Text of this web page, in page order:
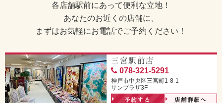
各店舗駅前にあって便利な立地！
あなたのお近くの店舗に、
まずはお気軽にお電話でご予約ください！
三宮駅前店
078-321-5291
神戸市中央区三宮町1-8-1
サンプラザ3F
予約する 店舗詳細へ